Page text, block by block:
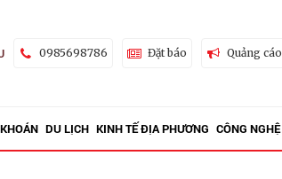
0985698786 Đặt báo Quảng cáo
DU LỊCH KINH TẾ ĐỊA PHƯƠNG CÔNG NGHỆ